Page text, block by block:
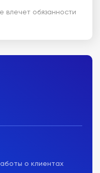
влечет обязанности
о клиентах